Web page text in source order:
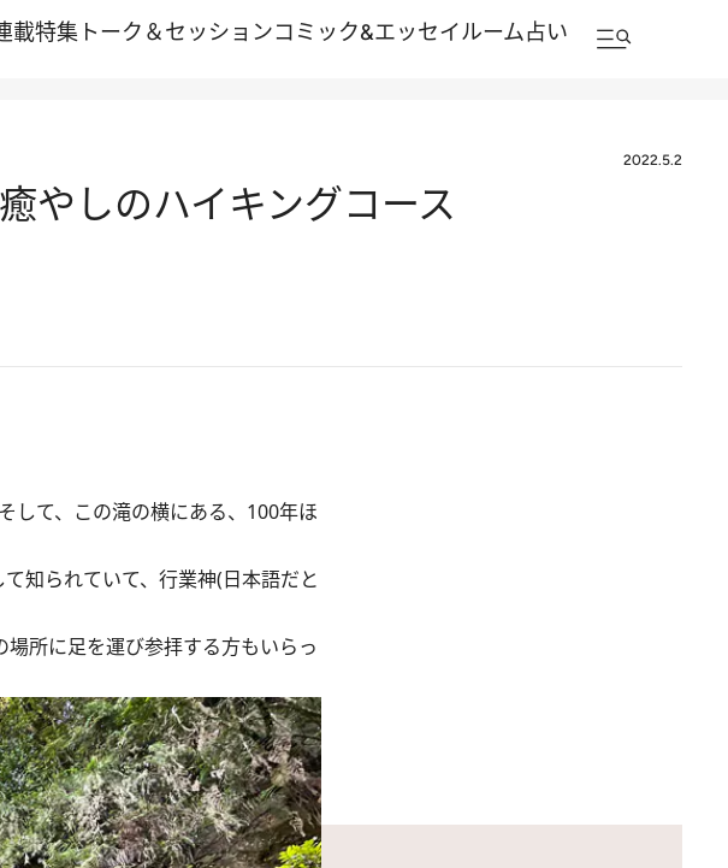
載特集 トーク＆セッションコミック&エッセイルーム占い
2022.5.2
やしのハイキングコース
して、この滝の横にある、100年ほ
知られていて、行業神(日本語だと
所に足を運び参拝する方もいらっ